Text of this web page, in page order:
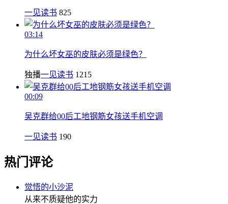
一见读书 825
03:14
为什么坏女巫的皮肤必须是绿色？
独播一见读书 1215
00:09
吴克群给00后工地钢筋女孩送手机空调
一见读书 190
热门评论
觉悟的小沙泥
从来不质疑他的实力